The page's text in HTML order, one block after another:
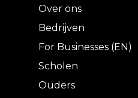
Over ons
Bedrijven
For Businesses (EN)
Scholen
Ouders